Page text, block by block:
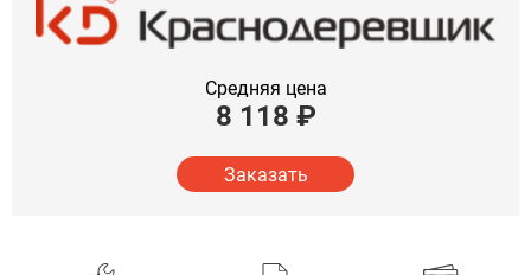
Средняя цена
8 118 ₽
Заказать